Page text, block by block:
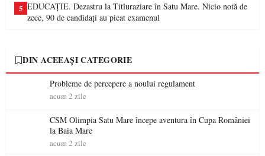
5 EDUCAȚIE. Dezastru la Titluraziare în Satu Mare. Nicio notă de
zece, 90 de candidați au picat examenul
DIN ACEEAȘI CATEGORIE
Probleme de percepere a noului regulament
acum 2 zile
CSM Olimpia Satu Mare începe aventura în Cupa României
la Baia Mare
acum 2 zile